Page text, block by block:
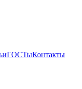
ГОСТыКонтакты